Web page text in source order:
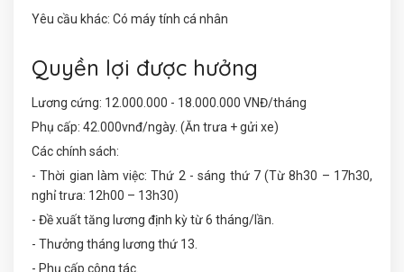
Yêu cầu khác: Có máy tính cá nhân
Quyền lợi được hưởng
Lương cứng: 12.000.000 - 18.000.000 VNĐ/tháng
Phụ cấp: 42.000vnđ/ngày. (Ăn trưa + gửi xe)
Các chính sách:
- Thời gian làm việc: Thứ 2 - sáng thứ 7 (Từ 8h30 – 17h30,
nghỉ trưa: 12h00 – 13h30)
- Đề xuất tăng lương định kỳ từ 6 tháng/lần.
- Thưởng tháng lương thứ 13.
- Phụ cấp công tác.